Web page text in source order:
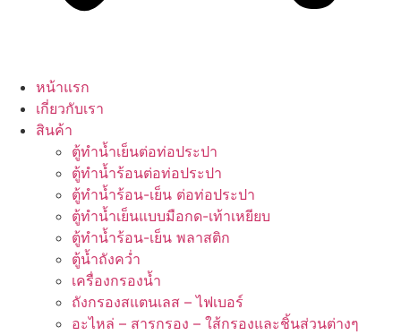
หน้าแรก
เกี่ยวกับเรา
สินค้า
ตู้ทำน้ำเย็นต่อท่อประปา
ตู้ทำน้ำร้อนต่อท่อประปา
ตู้ทำน้ำร้อน-เย็น ต่อท่อประปา
ตู้ทำน้ำเย็นแบบมือกด-เท้าเหยียบ
ตู้ทำน้ำร้อน-เย็น พลาสติก
ตู้น้ำถังคว่ำ
เครื่องกรองน้ำ
ถังกรองสแตนเลส – ไฟเบอร์
อะไหล่ – สารกรอง – ใส้กรองและชิ้นส่วนต่างๆ